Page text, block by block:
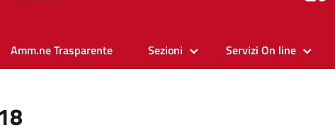
Amm.ne Trasparente Sezioni Servizi On line